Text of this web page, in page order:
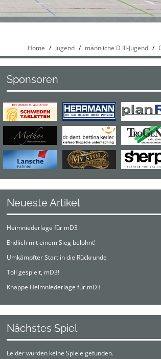
Home Jugend männliche D III-Jugend
Sponsoren
Neueste Artikel
Heimniederlage für mD3
Endlich mit einem Sieg belohnt!
Umkämpfter Start in die Rückrunde
Toll gespielt, mD3!
Knappe Heimniederlage für mD3
Nächstes Spiel
Leider wurden keine Spiele gefunden.